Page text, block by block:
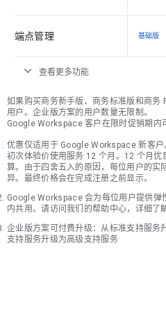
端点管理 基础版
expand_more 查看更多功能
如果购买商务新手版、商务标准版和商
用户。企业版方案的用户数量无限制。
Google Workspace 客户在限时促销期内
优惠仅适用于 Google Workspace 新客
初次体验价使用服务 12 个月。12 个月
算。由于四舍五入的原因，每位用户的实
异。最终价格会在完成注册之前显示。
Google Workspace 会为每位用户提供弹
内共用。请访问我们的帮助中心，详细了
企业版方案可付费升级：从标准支持服务
支持服务升级为高级支持服务